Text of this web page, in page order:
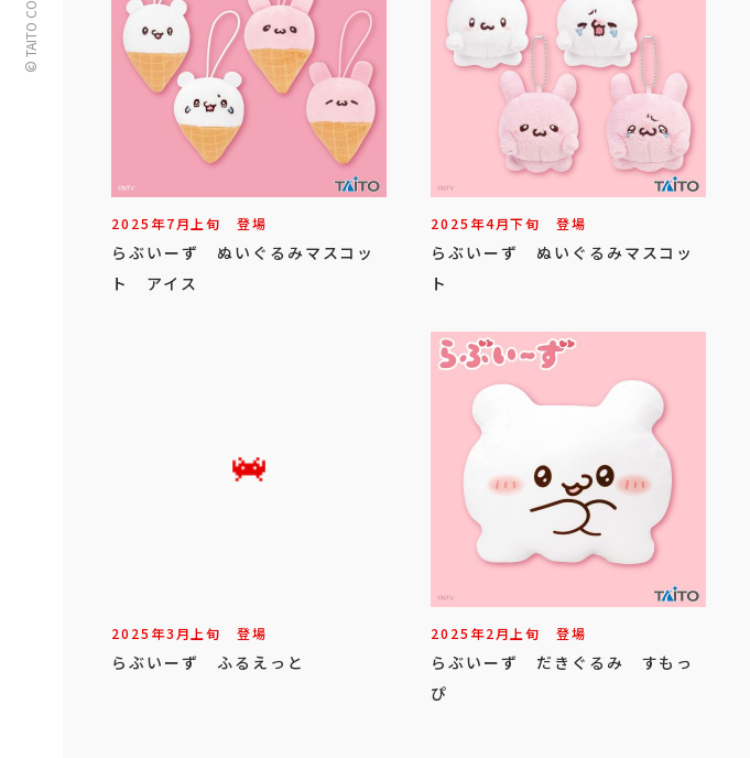
2025年7月上旬 登場
らぶいーず ぬいぐるみマスコッ
ト アイス
2025年4月下旬 登場
らぶいーず ぬいぐるみマスコッ
ト
2025年3月上旬 登場
らぶいーず ふるえっと
2025年2月上旬 登場
らぶいーず だきぐるみ すもっ
ぴ